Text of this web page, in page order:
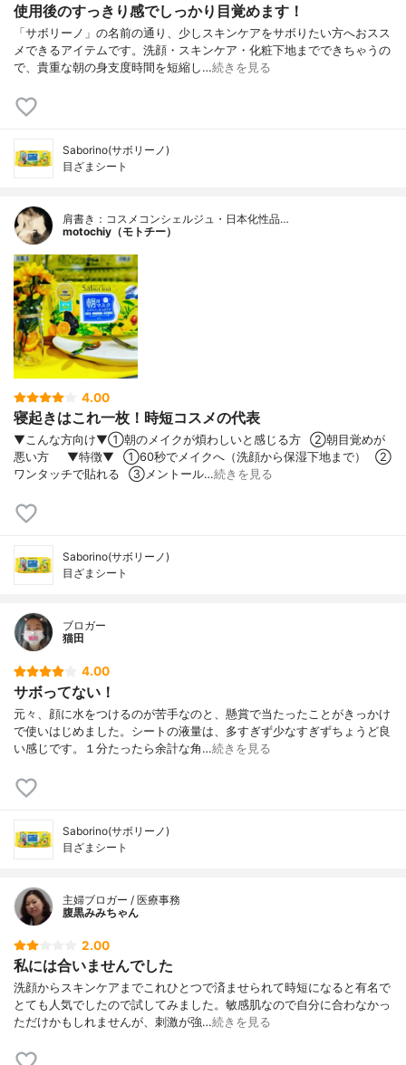
使用後のすっきり感でしっかり目覚めます！
「サボリーノ」の名前の通り、少しスキンケアをサボりたい方へおスス
メできるアイテムです。洗顔・スキンケア・化粧下地までできちゃうの
で、貴重な朝の身支度時間を短縮し…続きを見る
Saborino(サボリーノ)
目ざまシート
肩書き：コスメコンシェルジュ・日本化性品…
motochiy（モトチー）
4.00
寝起きはこれ一枚！時短コスメの代表
▼こんな方向け▼①朝のメイクが煩わしいと感じる方⠀②朝目覚めが
悪い方⠀⠀▼特徴▼⠀①60秒でメイクへ（洗顔から保湿下地まで）⠀②
ワンタッチで貼れる⠀③メントール…続きを見る
Saborino(サボリーノ)
目ざまシート
ブロガー
猫田
4.00
サボってない！
元々、顔に水をつけるのが苦手なのと、懸賞で当たったことがきっかけ
で使いはじめました。シートの液量は、多すぎず少なすぎずちょうど良
い感じです。１分たったら余計な角…続きを見る
Saborino(サボリーノ)
目ざまシート
主婦ブロガー / 医療事務
腹黒みみちゃん
2.00
私には合いませんでした
洗顔からスキンケアまでこれひとつで済ませられて時短になると有名で
とても人気でしたので試してみました。敏感肌なので自分に合わなかっ
ただけかもしれませんが、刺激が強…続きを見る